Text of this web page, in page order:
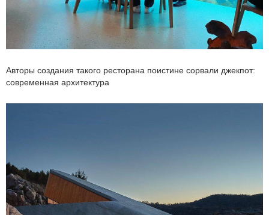
Авторы создания такого ресторана поистине сорвали джекпот:
современная архитектура